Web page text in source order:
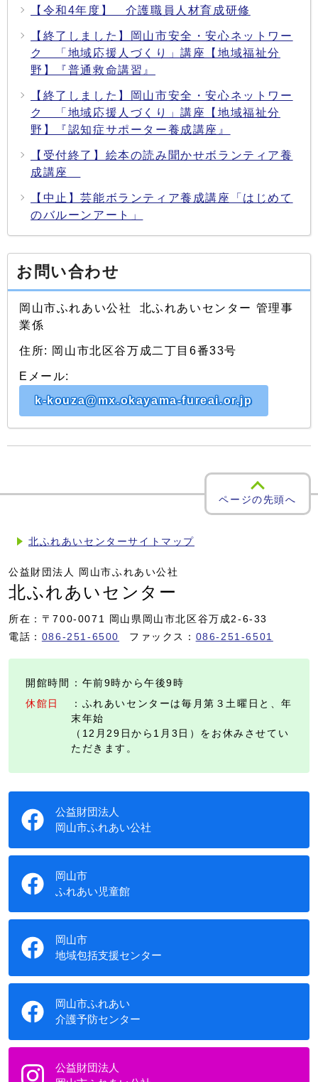
【令和4年度】 介護職員人材育成研修
【終了しました】岡山市安全・安心ネットワー
ク 「地域応援人づくり」講座【地域福祉分
野】『普通救命講習』
【終了しました】岡山市安全・安心ネットワー
ク 「地域応援人づくり」講座【地域福祉分
野】『認知症サポーター養成講座』
【受付終了】絵本の読み聞かせボランティア養
成講座
【中止】芸能ボランティア養成講座「はじめて
のバルーンアート」
お問い合わせ
岡山市ふれあい公社 北ふれあいセンター 管理事
業係
住所: 岡山市北区谷万成二丁目6番33号
Eメール:
k-kouza@mx.okayama-fureai.or.jp
ページの先頭へ
北ふれあいセンターサイトマップ
公益財団法人 岡山市ふれあい公社
北ふれあいセンター
所在：〒700-0071 岡山県岡山市北区谷万成2-6-33
電話： 086-251-6500 ファックス： 086-251-6501
開館時間
：午前9時から午後9時
休館日
：ふれあいセンターは毎月第３土曜日と、年
末年始
（12月29日から1月3日）をお休みさせてい
ただきます。
公益財団法人
岡山市ふれあい公社
岡山市
ふれあい児童館
岡山市
地域包括支援センター
岡山市ふれあい
介護予防センター
公益財団法人